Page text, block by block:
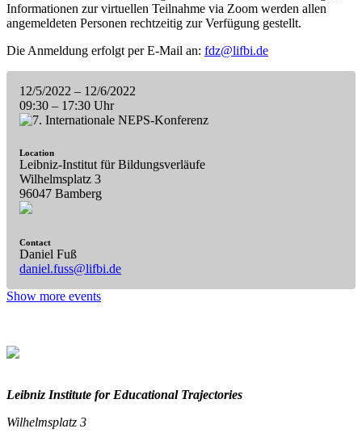
Informationen zur virtuellen Teilnahme via Zoom werden allen
angemeldeten Personen rechtzeitig zur Verfügung gestellt.
Die Anmeldung erfolgt per E-Mail an: fdz@lifbi.de
12/5/2022 – 12/6/2022
09:30 – 17:30 Uhr
Location
Leibniz-Institut für Bildungsverläufe
Wilhelmsplatz 3
96047 Bamberg
Contact
Daniel Fuß
daniel.fuss@lifbi.de
Show more events
Leibniz Institute for Educational Trajectories
Wilhelmsplatz 3